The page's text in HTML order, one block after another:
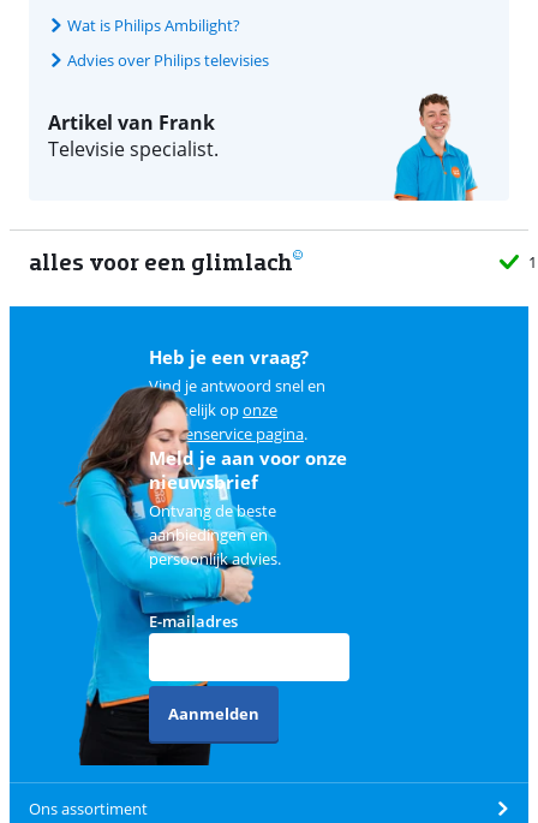
Wat is Philips Ambilight?
Advies over Philips televisies
Artikel van Frank
Televisie specialist.
alles voor een glimlach
Heb je een vraag?
Vind je antwoord snel en
makkelijk oponze
klantenservice pagina.
Meld je aan voor onze
nieuwsbrief
Ontvang de beste
aanbiedingen en
persoonlijk advies.
E-mailadres
Aanmelden
Ons assortiment